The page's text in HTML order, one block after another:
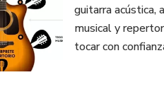
guitarra acústica,
musical y
tocar con